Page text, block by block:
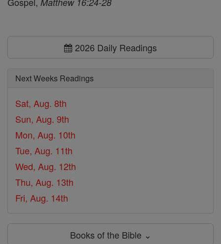
2026 Daily Readings
Next Weeks Readings
Sat, Aug. 8th
Sun, Aug. 9th
Mon, Aug. 10th
Tue, Aug. 11th
Wed, Aug. 12th
Thu, Aug. 13th
Fri, Aug. 14th
Books of the Bible ⌄